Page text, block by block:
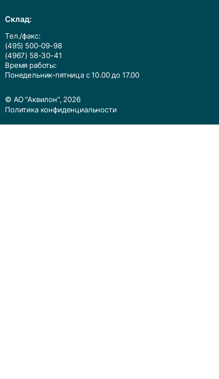
Cклад:
Тел./факс:
(495) 500-09-98
(4967) 58-30-41
Время работы:
Понедельник-пятница с 10.00 до 17.00
© АО "Аквилон", 2026
Политика конфиденциальности